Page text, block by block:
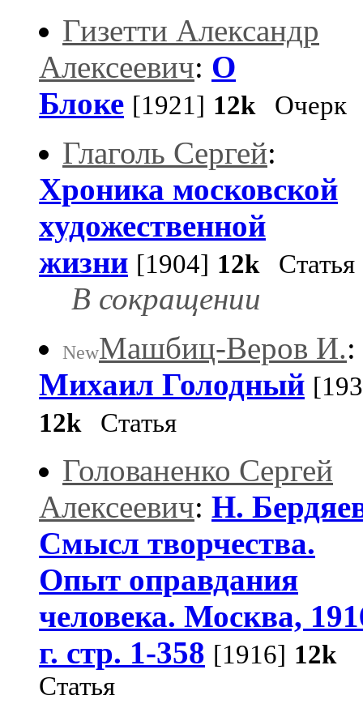
Гизетти Александр
Алексеевич: О
Блоке [1921] 12kОчерк
Глаголь Сергей:
Хроника московской
художественной
жизни [1904] 12kСтатья
В сокращении
NewМашбиц-Веров И.:
Михаил Голодный
12kСтатья
Голованенко Сергей
Алексеевич: Н.
Смысл творчества.
Опыт оправдания
человека. Москва,
г. стр. 1-358 [1916] 12k
Статья